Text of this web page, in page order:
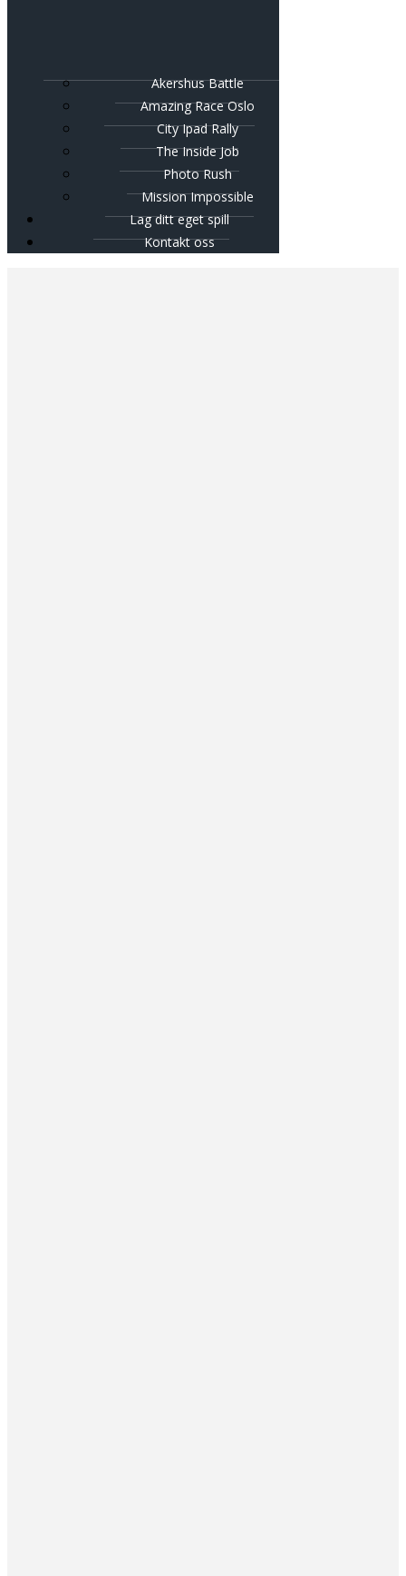
Akershus Battle
Amazing Race Oslo
City Ipad Rally
The Inside Job
Photo Rush
Mission Impossible
Lag ditt eget spill
Kontakt oss